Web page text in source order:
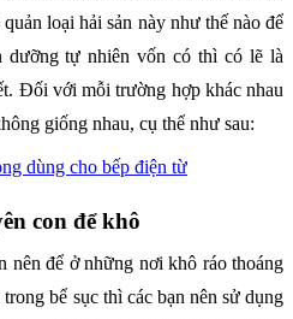
loại hải sản này như thế nào để
dưỡng tự nhiên vốn có thì có lẽ là
Đối với mỗi trường hợp khác nhau
giống nhau, cụ thể như sau:
dùng cho bếp điện từ
con để khô
để ở những nơi khô ráo thoáng
bể sục thì các bạn nên sử dụng